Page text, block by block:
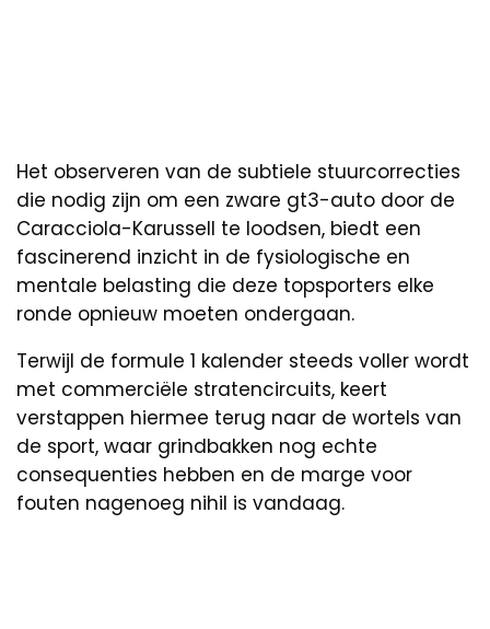
Het observeren van de subtiele stuurcorrecties
die nodig zijn om een zware gt3-auto door de
Caracciola-Karussell te loodsen, biedt een
fascinerend inzicht in de fysiologische en
mentale belasting die deze topsporters elke
ronde opnieuw moeten ondergaan.
Terwijl de formule 1 kalender steeds voller wordt
met commerciële stratencircuits, keert
verstappen hiermee terug naar de wortels van
de sport, waar grindbakken nog echte
consequenties hebben en de marge voor
fouten nagenoeg nihil is vandaag.